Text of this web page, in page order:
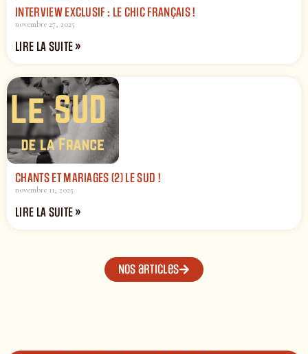
INTERVIEW EXCLUSIF : LE CHIC FRANÇAIS !
novembre 27, 2025
LIRE LA SUITE »
CHANTS ET MARIAGES (2) LE SUD !
novembre 11, 2025
LIRE LA SUITE »
Nos articles